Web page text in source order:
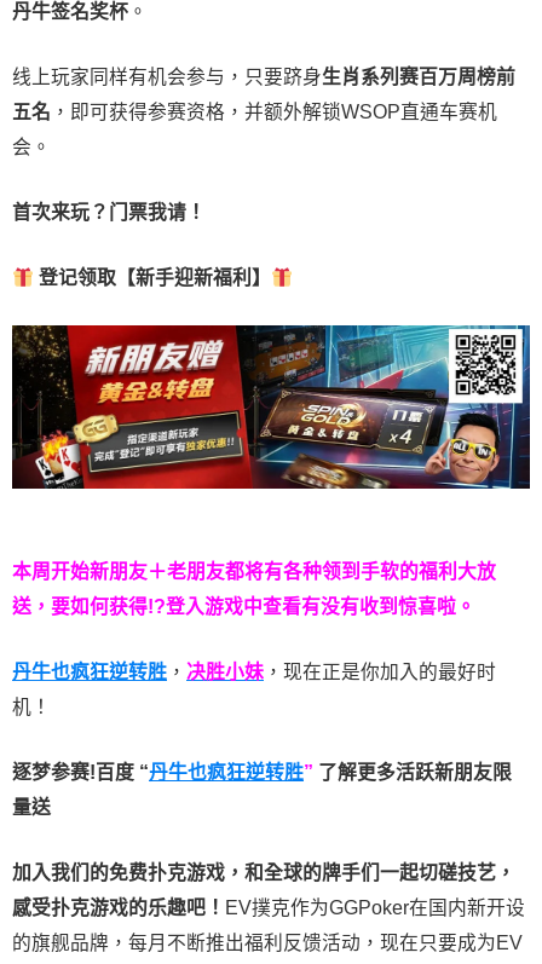
丹牛签名奖杯 。
线上玩家同样有机会参与，只要跻身生肖系列赛百万周榜前
五名 ，即可获得参赛资格，并额外解锁WSOP直通车赛机
会。
首次来玩？门票我请！
登记领取【新手迎新福利】
本周开始新朋友＋老朋友都将有各种领到手软的福利大放
送，要如何获得!?登入游戏中查看有没有收到惊喜啦。
丹牛也疯狂逆转胜 ， 决胜小妹 ，现在正是你加入的最好时
机！
逐梦参赛!百度 “丹牛也疯狂逆转胜” 了解更多活跃新朋友限
量送
加入我们的免费扑克游戏，和全球的牌手们一起切磋技艺，
感受扑克游戏的乐趣吧！ EV撲克作为GGPoker在国内新开设
的旗舰品牌，每月不断推出福利反馈活动，现在只要成为EV